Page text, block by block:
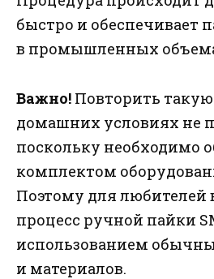
быстро и обеспечивает
в промышленных
Важно! Повторить
домашних условиях не
поскольку необходимо
комплектом
Поэтому для любителей
процесс ручной пайки
использованием
и материалов.